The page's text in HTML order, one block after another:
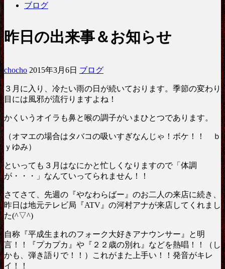
ブログ
昨日の出来事＆お知らせ
chocho 2015年3月6日 ブログ
３月に入り、冷たい雨の日が続いております。季節の変わり
目には風邪が流行りますよね！
かくいうオイラも鼻と喉の調子がいまひとつであります。
（オマエの場合はタバコの吸いすぎなんじゃ！ボケ！！ ｂ
ｙゆみ）
といっても３月はなにかと忙しくなりますので「体調
が・・・」なんていってられません！！
さてさて、先週の『やなわらばー』のお二人の来店に続き、
昨日は地元テレビ局『ATV』の河村アナが来店してくれまし
た(^▽^)
自称『平成生まれのフォーク大好きアナウンサー』と明
言！！『プカプカ』や『２２歳の別れ』などを熱唱！！（し
かも、弾き語りで！！）これがまた上手い！！発音がキレ
イ！！